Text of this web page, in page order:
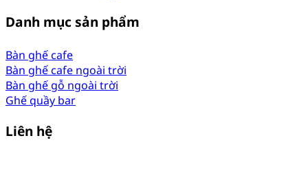
Danh mục sản phẩm
Bàn ghế cafe
Bàn ghế cafe ngoài trời
Bàn ghế gỗ ngoài trời
Ghế quầy bar
Liên hệ